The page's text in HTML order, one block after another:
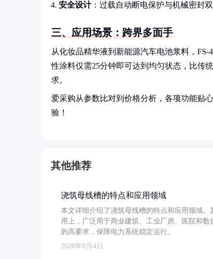
安全设计：过载自动断电保护与机械密封
三、应用场景：跨界多面手
从化妆品精华液到新能源汽车电池浆料，
性涂料仅需25分钟即可达到均匀状态，比传
求。
爱采购从参数比对到价格分析，各项功能贴
验！
其他推荐
浇筑母线槽的特点和应用领域
本文详细介绍了浇筑母线槽的特点和应用领域
用上，广泛用于商业建筑、工业厂房、医院和
的高要求，保障电力系统稳定运行。
2026年8月4日